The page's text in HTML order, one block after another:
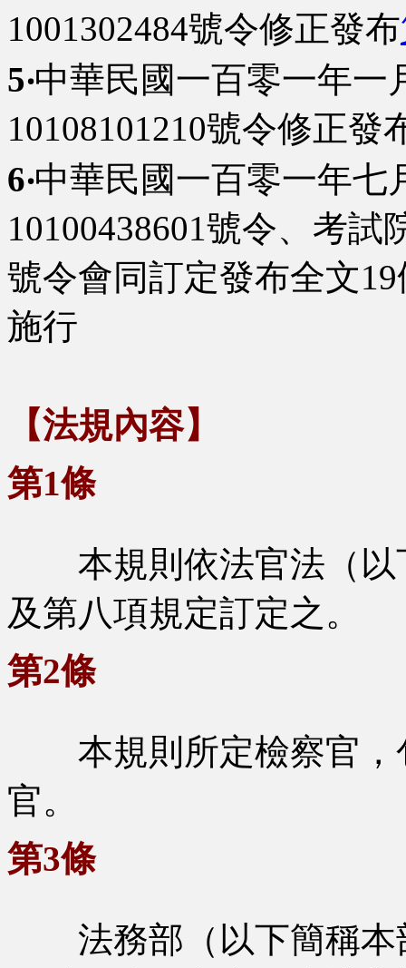
1001302484號令修正發布
5‧中華民國一百零一年一
10108101210號令修正發
6‧中華民國一百零一年七
10100438601號令、考試
號令會同訂定發布全文
施行
【法規內容】
第1條
本規則依法官法（以
及第八項規定訂定之。
第2條
本規則所定檢察官，
官。
第3條
法務部（以下簡稱本